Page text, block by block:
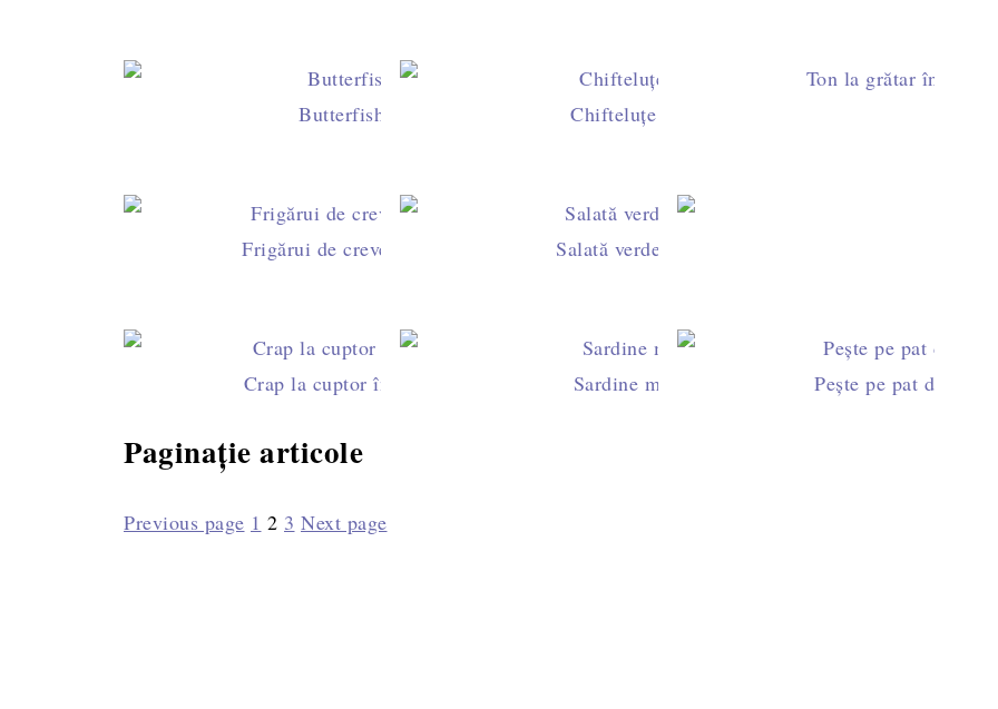
Butterfish cu creveţi şi sos de lămâieChifteluţe din cartofi cu ton şi usturoi
Ton la grătar în două
Frigărui de creveţi stropiţi cu sos de unt şi usturoiSalată verde cu ton și seminţe de tot felul
Crap la cuptor înmiresmat cu usturoi şi grapefruitSardine marinate în oţet cu mirodenii
Peşte pe pat de
Paginație articole
Previous page 1 2 3 Next page